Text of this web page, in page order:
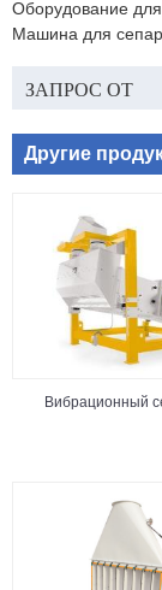
Оборудование
Машина для
ЗАПРОС ОТ
Другие
Вибрационный